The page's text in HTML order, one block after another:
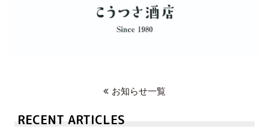
お知らせ一覧
RECENT ARTICLES